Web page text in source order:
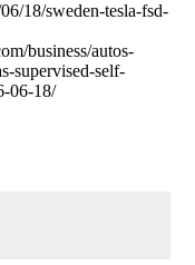
18/sweden-tesla-fsd-
business/autos-
supervised-self-
06-18/